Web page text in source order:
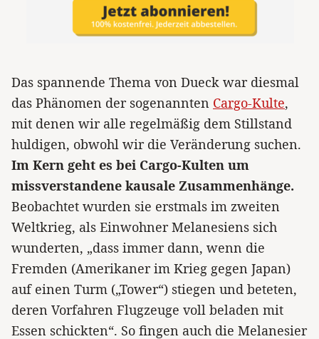
Das spannende Thema von Dueck war diesmal
das Phänomen der sogenannten Cargo-Kulte,
mit denen wir alle regelmäßig dem Stillstand
huldigen, obwohl wir die Veränderung suchen.
Im Kern geht es bei Cargo-Kulten um
missverstandene kausale Zusammenhänge.
Beobachtet wurden sie erstmals im zweiten
Weltkrieg, als Einwohner Melanesiens sich
wunderten, „dass immer dann, wenn die
Fremden (Amerikaner im Krieg gegen Japan)
auf einen Turm („Tower“) stiegen und beteten,
deren Vorfahren Flugzeuge voll beladen mit
Essen schickten“. So fingen auch die Melanesier